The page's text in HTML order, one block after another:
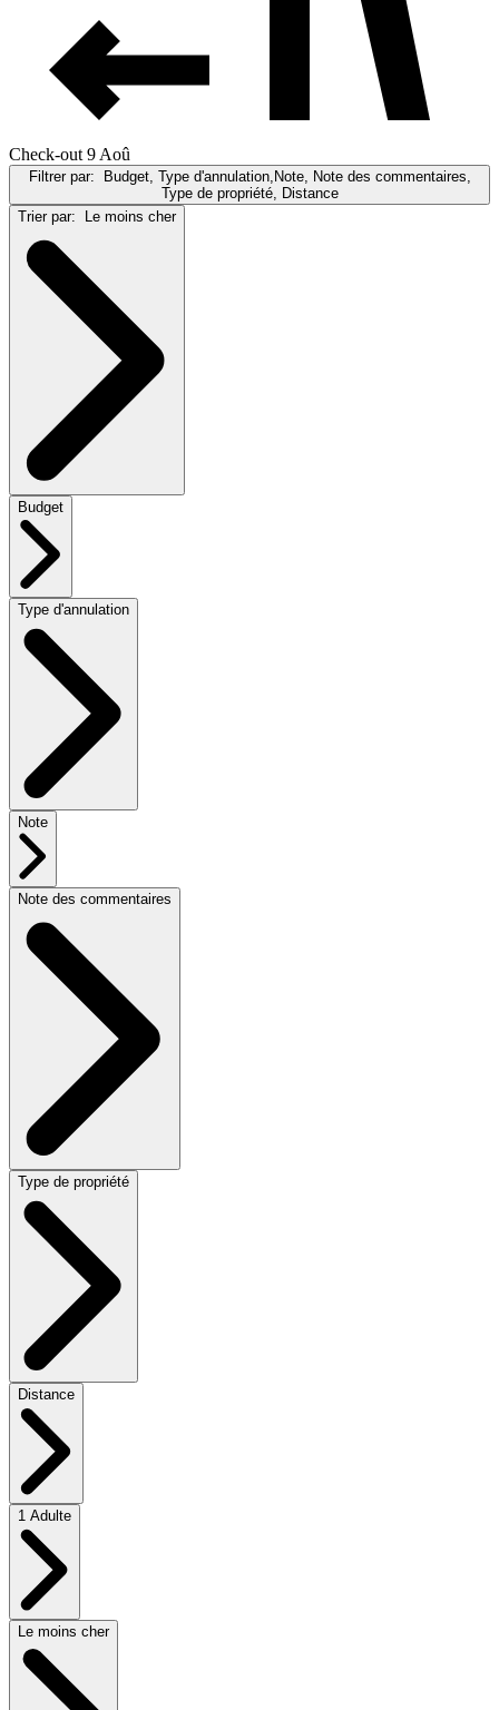
Check-out 9 Aoû
Filtrer par:
Budget, Type d'annulation,Note, Note des commentaires,
Type de propriété, Distance
Trier par:
Le moins cher
Budget
Type d'annulation
Note
Note des commentaires
Type de propriété
Distance
1 Adulte
Le moins cher